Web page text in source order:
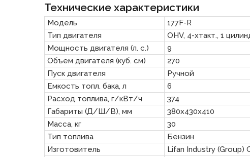
Технические характеристики
Модель
177F-R
Тип двигателя
OHV, 4-хтакт., 1
Мощность двигателя (л. с.)
9
Объем двигателя (куб. см)
270
Пуск двигателя
Ручной
Емкость топл. бака, л
6
Расход топлива, г/кВт/ч
374
Габариты (Д/Ш/В), мм
380х430х410
Масса, кг
30
Тип топлива
Бензин
Изготовитель
Lifan Industry (Group)